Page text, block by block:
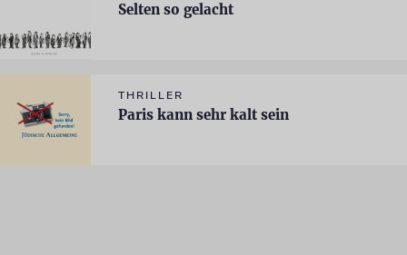
Selten so gelacht
THRILLER
Paris kann sehr kalt sein